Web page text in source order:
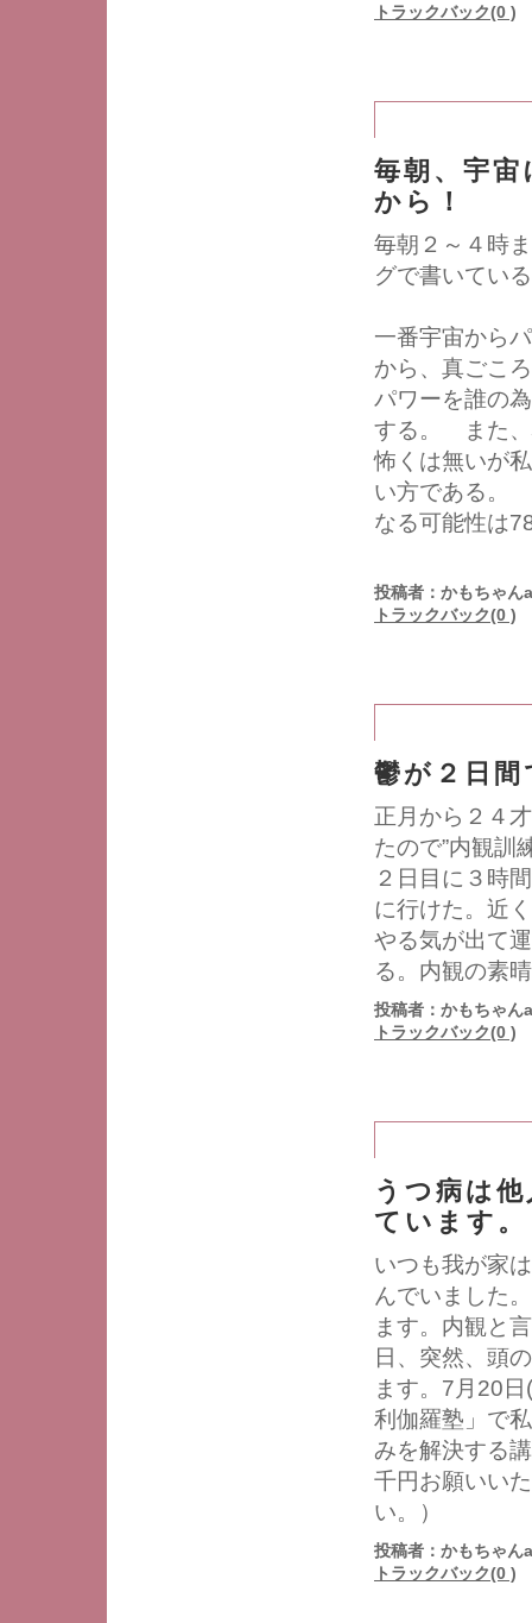
トラックバック(0 )
毎朝、宇
から！
毎朝２～４時
グで書いてい
一番宇宙から
から、真ごこ
パワーを誰の
する。 また
怖くは無いが
い方である。
なる可能性は
投稿者：かもちゃ
トラックバック(0 )
鬱が２日
正月から２４
たので”内観訓
２日目に３時
に行けた。近
やる気が出て
る。内観の素
投稿者：かもちゃ
トラックバック(0 )
うつ病は
ています。
いつも我が家
んでいました
ます。内観と
日、突然、頭
ます。7月20
利伽羅塾」で
みを解決する
千円お願いい
い。）
投稿者：かもちゃ
トラックバック(0 )